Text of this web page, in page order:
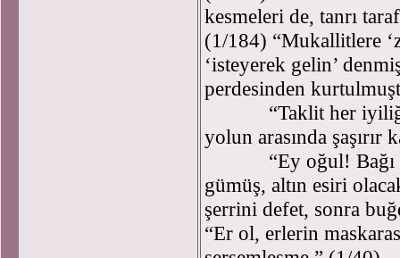
kesmeleri de, tanrı
(1/184) “Mukallitlere
‘isteyerek gelin’
perdesinden
“Taklit her iyiliğin
yolun arasında şaşırır
“Ey oğul! Bağı
gümüş, altın esiri
şerrini defet, sonra
“Er ol, erlerin